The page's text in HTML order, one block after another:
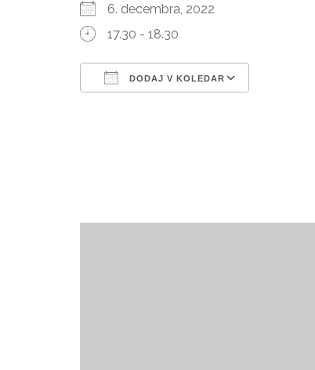
6. decembra, 2022
17.30 - 18.30
DODAJ V KOLEDAR